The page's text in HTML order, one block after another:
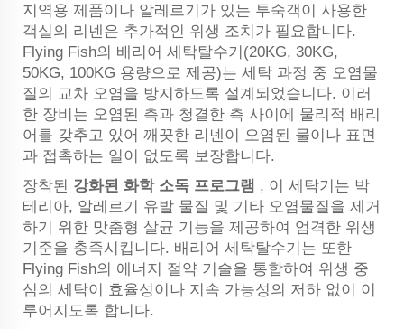
지역용 제품이나 알레르기가 있는 투숙객이 사용한
객실의 리넨은 추가적인 위생 조치가 필요합니다.
Flying Fish의 배리어 세탁탈수기(20KG, 30KG,
50KG, 100KG 용량으로 제공)는 세탁 과정 중 오염물
질의 교차 오염을 방지하도록 설계되었습니다. 이러
한 장비는 오염된 측과 청결한 측 사이에 물리적 배리
어를 갖추고 있어 깨끗한 리넨이 오염된 물이나 표면
과 접촉하는 일이 없도록 보장합니다.
장착된 강화된 화학 소독 프로그램 , 이 세탁기는 박
테리아, 알레르기 유발 물질 및 기타 오염물질을 제거
하기 위한 맞춤형 살균 기능을 제공하여 엄격한 위생
기준을 충족시킵니다. 배리어 세탁탈수기는 또한
Flying Fish의 에너지 절약 기술을 통합하여 위생 중
심의 세탁이 효율성이나 지속 가능성의 저하 없이 이
루어지도록 합니다.